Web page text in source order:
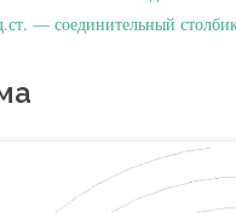
— соединительный